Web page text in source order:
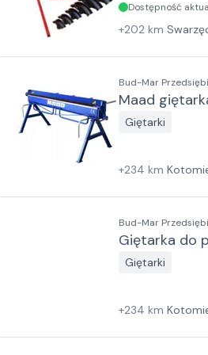
Dostępność
+202 km
Bud-Mar
Maad
Giętarki
+234 km
Bud-Mar
Giętarka do
Giętarki
+234 km